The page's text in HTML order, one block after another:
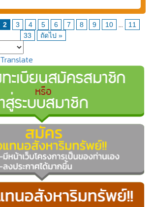
2 3 4 5 6 7 8 9 10 ...
11
33
ถัดไป »
Translate